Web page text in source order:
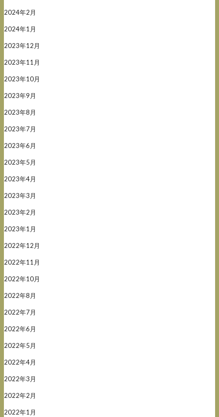
2024年2月
2024年1月
2023年12月
2023年11月
2023年10月
2023年9月
2023年8月
2023年7月
2023年6月
2023年5月
2023年4月
2023年3月
2023年2月
2023年1月
2022年12月
2022年11月
2022年10月
2022年8月
2022年7月
2022年6月
2022年5月
2022年4月
2022年3月
2022年2月
2022年1月